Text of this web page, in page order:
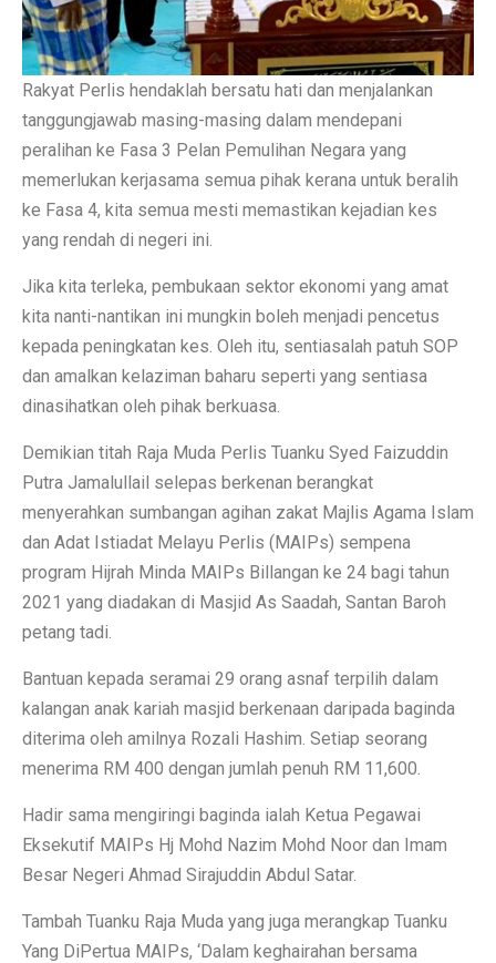
Rakyat Perlis hendaklah bersatu hati dan menjalankan
tanggungjawab masing-masing dalam mendepani
peralihan ke Fasa 3 Pelan Pemulihan Negara yang
memerlukan kerjasama semua pihak kerana untuk beralih
ke Fasa 4, kita semua mesti memastikan kejadian kes
yang rendah di negeri ini.
Jika kita terleka, pembukaan sektor ekonomi yang amat
kita nanti-nantikan ini mungkin boleh menjadi pencetus
kepada peningkatan kes. Oleh itu, sentiasalah patuh SOP
dan amalkan kelaziman baharu seperti yang sentiasa
dinasihatkan oleh pihak berkuasa.
Demikian titah Raja Muda Perlis Tuanku Syed Faizuddin
Putra Jamalullail selepas berkenan berangkat
menyerahkan sumbangan agihan zakat Majlis Agama Islam
dan Adat Istiadat Melayu Perlis (MAIPs) sempena
program Hijrah Minda MAIPs Billangan ke 24 bagi tahun
2021 yang diadakan di Masjid As Saadah, Santan Baroh
petang tadi.
Bantuan kepada seramai 29 orang asnaf terpilih dalam
kalangan anak kariah masjid berkenaan daripada baginda
diterima oleh amilnya Rozali Hashim. Setiap seorang
menerima RM 400 dengan jumlah penuh RM 11,600.
Hadir sama mengiringi baginda ialah Ketua Pegawai
Eksekutif MAIPs Hj Mohd Nazim Mohd Noor dan Imam
Besar Negeri Ahmad Sirajuddin Abdul Satar.
Tambah Tuanku Raja Muda yang juga merangkap Tuanku
Yang DiPertua MAIPs, ‘Dalam keghairahan bersama